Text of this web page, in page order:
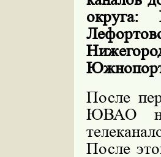
округа:
После
ЮВАО
После